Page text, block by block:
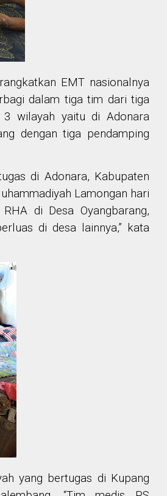
EMT nasionalnya
dalam tiga tim dari tiga
3 wilayah yaitu di Adonara
dengan tiga pendamping
di Adonara, Kabupaten
Lamongan hari
di Desa Oyangbarang,
di desa lainnya,” kata
yang bertugas di Kupang